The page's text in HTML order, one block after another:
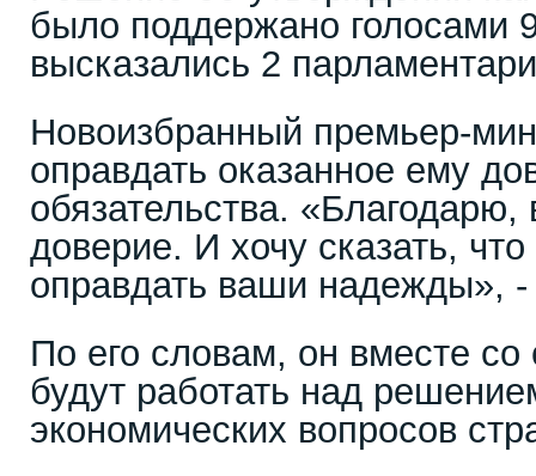
было поддержано голосами
высказались 2
Новоизбранный премьер-
оправдать оказанное ему
обязательства. «Благодарю,
доверие. И хочу сказать, что
оправдать ваши надежды», -
По его словам, он вместе со
будут работать над
экономических вопросов